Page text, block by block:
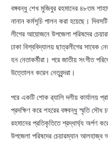
বঙ্গবন্ধু শেখ মুজিবুর রহমানের ৪৮তম
নানান কর্মসূচি পালন করা হয়েছে।
লীগের আয়োজনে উপজেলা পরিষদের
ঢাকা বিশ্ববিদ্যালয় ছাত্রলীগের সাবেক
হন নেতাকর্মীরা। পরে জাতীয় সংগীত
উত্তোলন করেন নেতৃবৃন্দরা।
পরে একটি শোক ৱ্যালি দলীয় কার্যালয়
প্রদক্ষিণ করে শহরের বঙ্গবন্ধু স্মৃতি
রহমানের প্রতিকৃতিতে শ্রদ্ধার্ঘ্য অর্পণ
উপজেলা পরিষদের চেয়ারম্যান আলহাজ্ব